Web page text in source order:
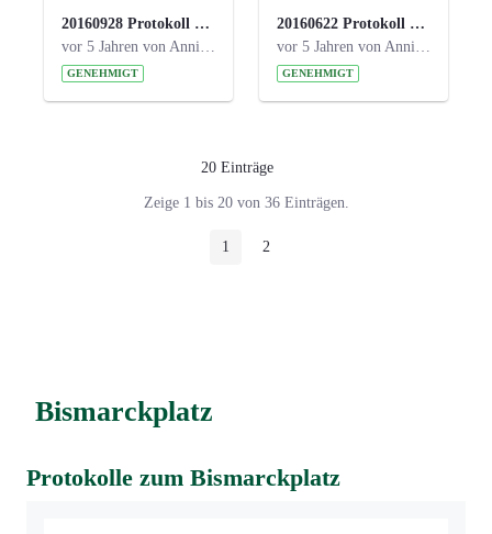
20160928 Protokoll 17. Steuerungskreis.pdf
vor 5 Jahren von Anni Schlumberger
GENEHMIGT
20160622 Protokoll 16. Steuerungskreis.pdf
vor 5 Jahren von Anni Schlumberger
GENEHMIGT
20 Einträge
Pro Seite
Zeige 1 bis 20 von 36 Einträgen.
Seite
1 Seite
2
Bismarckplatz
Protokolle zum Bismarckplatz